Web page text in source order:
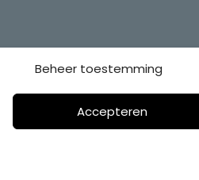
Beheer toestemming
Accepteren